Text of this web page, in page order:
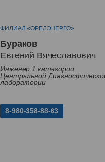
ФИЛИАЛ «ОРЕЛЭНЕРГО»
Бураков
Евгений Вячеславович
Инженер 1 категории
Центральной
лаборатории
8-980-358-88-63